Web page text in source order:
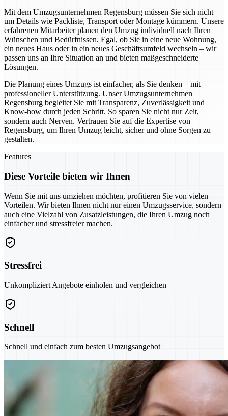
Mit dem Umzugsunternehmen Regensburg müssen Sie sich nicht
um Details wie Packliste, Transport oder Montage kümmern. Unsere
erfahrenen Mitarbeiter planen den Umzug individuell nach Ihren
Wünschen und Bedürfnissen. Egal, ob Sie in eine neue Wohnung,
ein neues Haus oder in ein neues Geschäftsumfeld wechseln – wir
passen uns an Ihre Situation an und bieten maßgeschneiderte
Lösungen.
Die Planung eines Umzugs ist einfacher, als Sie denken – mit
professioneller Unterstützung. Unser Umzugsunternehmen
Regensburg begleitet Sie mit Transparenz, Zuverlässigkeit und
Know-how durch jeden Schritt. So sparen Sie nicht nur Zeit,
sondern auch Nerven. Vertrauen Sie auf die Expertise von
Regensburg, um Ihren Umzug leicht, sicher und ohne Sorgen zu
gestalten.
Features
Diese Vorteile bieten wir Ihnen
Wenn Sie mit uns umziehen möchten, profitieren Sie von vielen
Vorteilen. Wir bieten Ihnen nicht nur einen Umzugsservice, sondern
auch eine Vielzahl von Zusatzleistungen, die Ihren Umzug noch
einfacher und stressfreier machen.
Stressfrei
Unkompliziert Angebote einholen und vergleichen
Schnell
Schnell und einfach zum besten Umzugsangebot